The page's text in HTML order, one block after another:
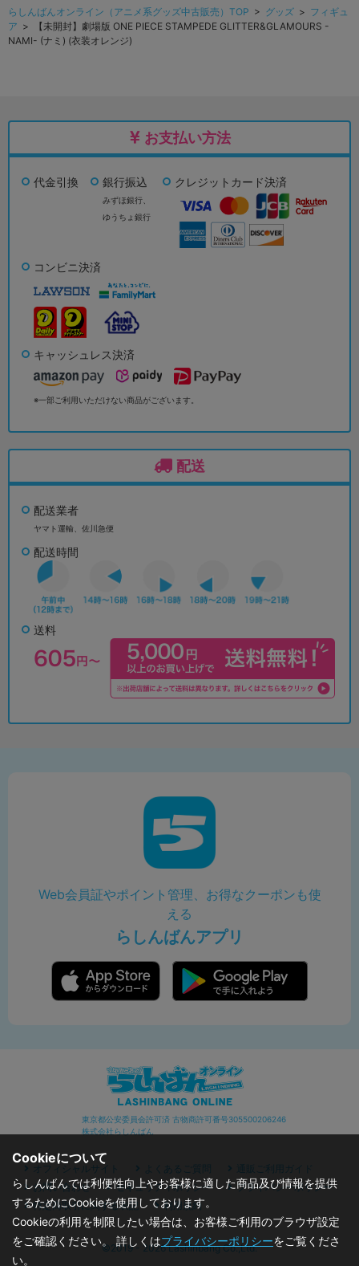
らしんばんオンライン（アニメ系グッズ中古販売）TOP > グッズ > フィギュ
ア > 【未開封】劇場版 ONE PIECE STAMPEDE GLITTER&GLAMOURS -
NAMI- (ナミ) (衣装オレンジ)
お支払い方法
代金引換 銀行振込
みずほ銀行、
ゆうちょ銀行
クレジットカード決済
コンビニ決済
キャッシュレス決済
※一部ご利用いただけない商品がございます。
配送
配送業者
ヤマト運輸、佐川急便
配送時間
送料
Web会員証やポイント管理、お得なクーポンも使
える
らしんばんアプリ
東京都公安委員会許可済 古物商許可番号305500206246
株式会社らしんばん
オフィシャルサイト よくあるご質問
通販ご利用ガイド
お問い合わせ
セキュリティポリシー
プライバシーポリシー
特定商取引に関する表記
利用規約
©2019 - 2026 Lashinbang Co.,Ltd.
Cookieについて
らしんばんでは利便性向上やお客様に適した商品及び情報を提供
するためにCookieを使用しております。
Cookieの利用を制限したい場合は、お客様ご利用のブラウザ設定
をご確認ください。 詳しくはプライバシーポリシーをご覧くださ
い。